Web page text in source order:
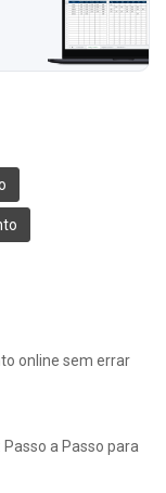
online sem errar
a Passo para